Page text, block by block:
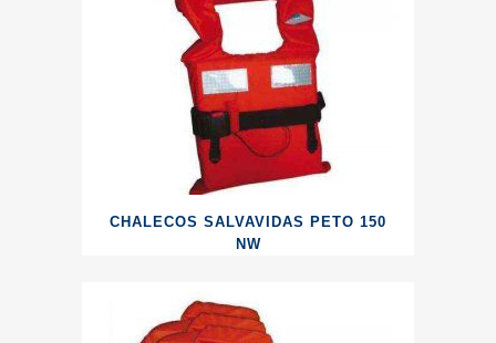
CHALECOS SALVAVIDAS PETO 150
NW